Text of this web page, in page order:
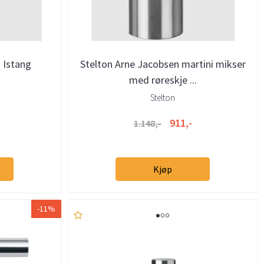
Istang
Stelton Arne Jacobsen martini mikser
med røreskje ...
Stelton
1.148,- 911,-
Kjøp
-11%